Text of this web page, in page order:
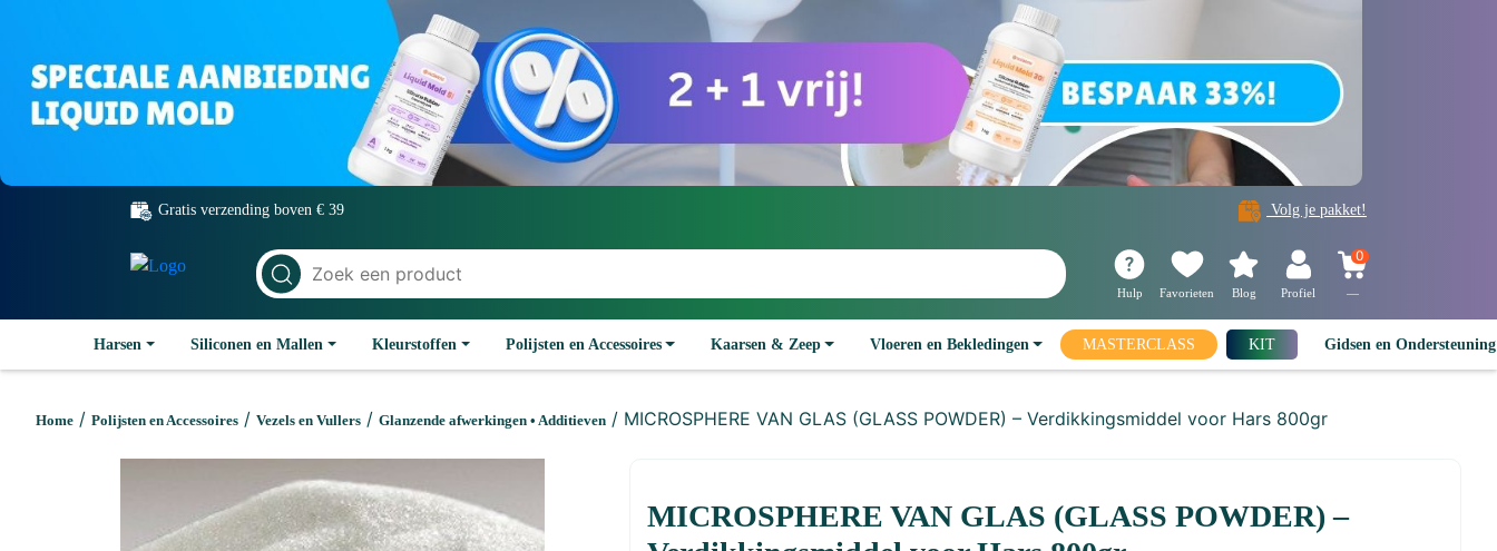
Gratis verzending boven € 39 Volg je pakket!
Hulp Favorieten Blog Profiel
0
—
Harsen Siliconen en Mallen Kleurstoffen Polijsten en Accessoires Kaarsen & Zeep Vloeren en Bekledingen MASTERCLASS KIT Gidsen en
Home / Polijsten en Accessoires / Vezels en Vullers / Glanzende afwerkingen • Additieven / MICROSPHERE VAN GLAS (GLASS POWDER) – Verdikkingsmiddel voor Hars 800gr
MICROSPHERE VAN GLAS (GLASS POWDER) –